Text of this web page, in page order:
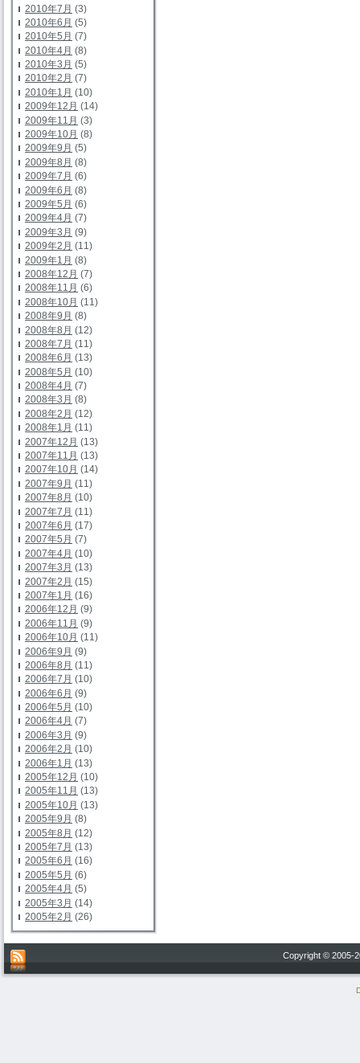
2010年7月 (3)
2010年6月 (5)
2010年5月 (7)
2010年4月 (8)
2010年3月 (5)
2010年2月 (7)
2010年1月 (10)
2009年12月 (14)
2009年11月 (3)
2009年10月 (8)
2009年9月 (5)
2009年8月 (8)
2009年7月 (6)
2009年6月 (8)
2009年5月 (6)
2009年4月 (7)
2009年3月 (9)
2009年2月 (11)
2009年1月 (8)
2008年12月 (7)
2008年11月 (6)
2008年10月 (11)
2008年9月 (8)
2008年8月 (12)
2008年7月 (11)
2008年6月 (13)
2008年5月 (10)
2008年4月 (7)
2008年3月 (8)
2008年2月 (12)
2008年1月 (11)
2007年12月 (13)
2007年11月 (13)
2007年10月 (14)
2007年9月 (11)
2007年8月 (10)
2007年7月 (11)
2007年6月 (17)
2007年5月 (7)
2007年4月 (10)
2007年3月 (13)
2007年2月 (15)
2007年1月 (16)
2006年12月 (9)
2006年11月 (9)
2006年10月 (11)
2006年9月 (9)
2006年8月 (11)
2006年7月 (10)
2006年6月 (9)
2006年5月 (10)
2006年4月 (7)
2006年3月 (9)
2006年2月 (10)
2006年1月 (13)
2005年12月 (10)
2005年11月 (13)
2005年10月 (13)
2005年9月 (8)
2005年8月 (12)
2005年7月 (13)
2005年6月 (16)
2005年5月 (6)
2005年4月 (5)
2005年3月 (14)
2005年2月 (26)
Copyright © 2005-